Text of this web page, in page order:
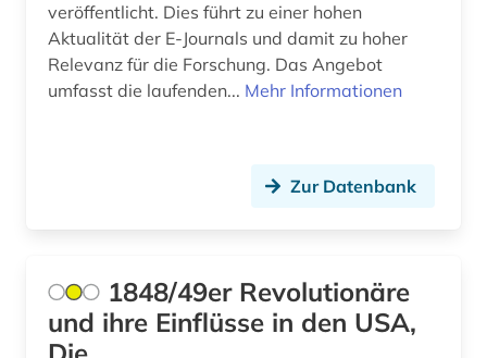
soziologie (11)
spanien (1)
spanisch (1)
staat (5)
staatsduma (5)
staatsrecht (2)
veröffentlicht. Dies führt zu einer hohen
Aktualität der E-Journals und damit zu hoher
Relevanz für die Forschung. Das Angebot
umfasst die laufenden... Mehr Informationen
Zur Datenbank
1848/49er Revolutionäre
und ihre Einflüsse in den USA,